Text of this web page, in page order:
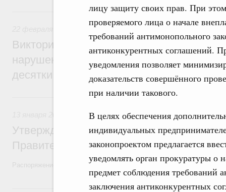
лицу защиту своих прав. При
проверяемого лица о начале
требований антимонопольного
антиконкурентных соглашений.
уведомления позволяет
доказательств совершённого
при наличии такового.
В целях обеспечения
индивидуальных
законопроектом предлагается
уведомлять орган прокуратуры о
предмет соблюдения требований
заключения антиконкурентных
22 февраля 2022, вторник
Экологическая безопасность.
Виктория Абрамченко: Ответственность
нарушения при перевалке угля в портах
десятки раз
13 января 2022, четверг
Правовые вопросы работы
Утверждён план законопроектной
Правительства на 2022 год
Распоряжение от 30 декабря 2021 года №3994-р
11 октября 2021, понедельник